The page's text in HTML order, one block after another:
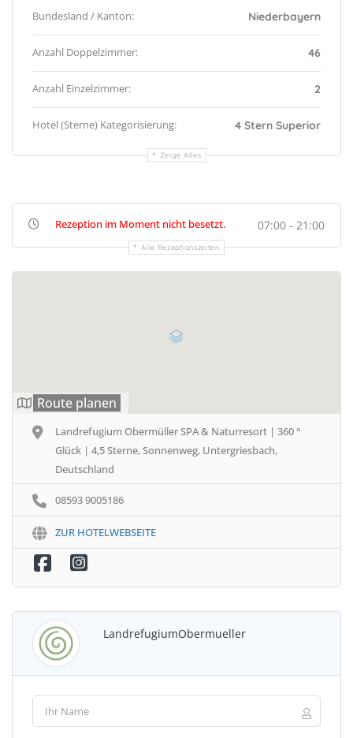
Bundesland / Kanton: Niederbayern
Anzahl Doppelzimmer: 46
Anzahl Einzelzimmer: 2
Hotel (Sterne) Kategorisierung: 4 Stern Superior
Zeige Alles
Rezeption im Moment nicht besetzt. 07:00 - 21:00
Alle Rezeptionszeiten
Route planen
Landrefugium Obermüller SPA & Naturresort | 360 °
Glück | 4,5 Sterne, Sonnenweg, Untergriesbach,
Deutschland
08593 9005186
ZUR HOTELWEBSEITE
LandrefugiumObermueller